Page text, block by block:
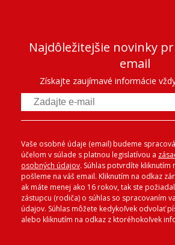
Najdôležitejšie novinky
email
Získajte zaujímavé informácie
Vaše osobné údaje (email) budeme
účelom v súlade s platnou legislatívou a
osobných údajov. Súhlas potvrdíte kliknutím
pošleme na váš email. Kliknutím na odkaz
ak máte menej ako 16 rokov, tak ste
zástupcu (rodiča) o súhlas so spracovaním
údajov. Súhlas môžete kedykoľvek odvolať
alebo kliknutím na odkaz z ktoréhokoľvek